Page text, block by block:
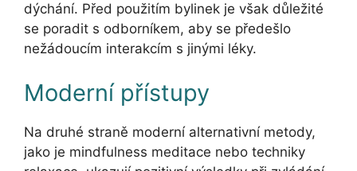
dýchání. Před použitím bylinek je však důležité
se poradit s odborníkem, aby se předešlo
nežádoucím interakcím s jinými léky.
Moderní přístupy
Na druhé straně moderní alternativní metody,
jako je mindfulness meditace nebo techniky